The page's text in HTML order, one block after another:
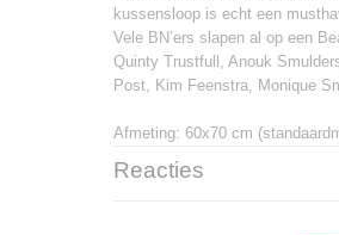
kussensloop is echt een
Vele BN’ers slapen al op een
Quinty Trustfull, Anouk
Post, Kim Feenstra, Monique
Afmeting: 60x70 cm
Reacties